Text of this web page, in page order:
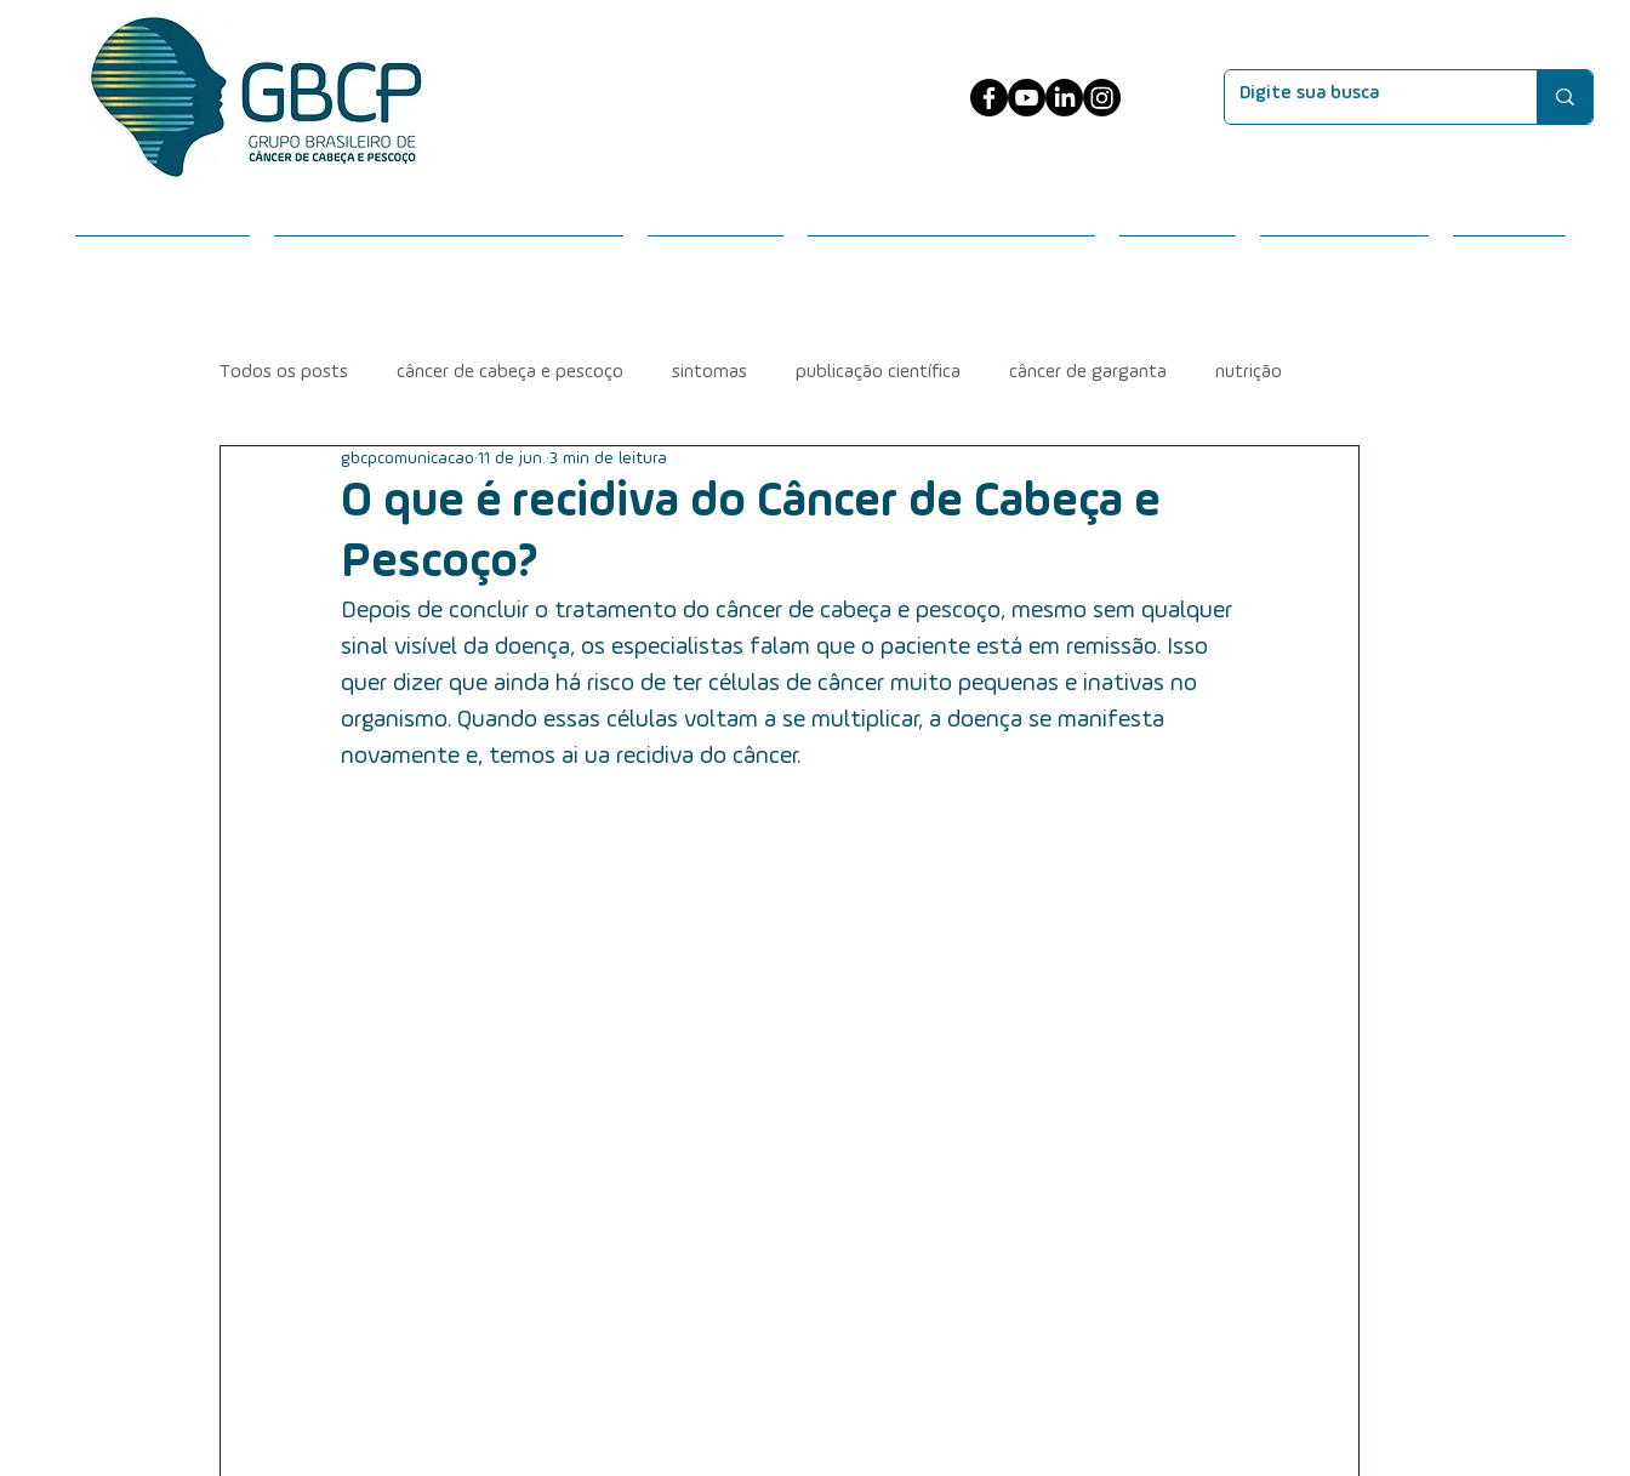
Todos os posts câncer de cabeça e pescoço sintomas publicação científica câncer de garganta nutrição
radioterapia equipe médica diagnóstico
reabilitação do paciente câncer de tireoide
câncer de garganta fatores de risco
iodoterapia tratamento alimentação equipe multidisciplinar
O que é recidiva do Câncer de Cabeça e
Pescoço?
gbcpcomunicacao 11 de jun. 3 min de leitura
Depois de concluir o tratamento do câncer de cabeça e pescoço, mesmo sem qualquer
sinal visível da doença, os especialistas falam que o paciente está em remissão. Isso
quer dizer que ainda há risco de ter células de câncer muito pequenas e inativas no
organismo.  Quando essas células voltam a se multiplicar, a doença se manifesta
novamente e, temos ai ua recidiva do câncer.